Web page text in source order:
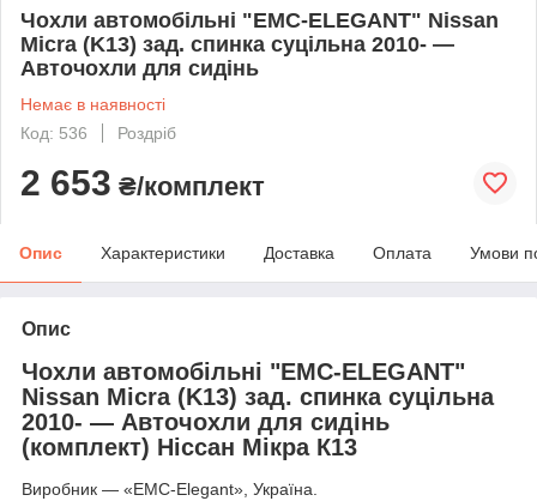
Чохли автомобільні "EMC-ELEGANT" Nissan
Micra (K13) зад. спинка суцільна 2010- —
Авточохли для сидінь
Немає в наявності
Код: 536
Роздріб
2 653 ₴/комплект
Опис Характеристики Доставка Оплата Умови
Опис
Чохли автомобільні "EMC-ELEGANT"
Nissan Micra (K13) зад. спинка суцільна
2010- — Авточохли для сидінь
(комплект) Ніссан Мікра К13
Виробник — «EMC-Elegant», Україна.